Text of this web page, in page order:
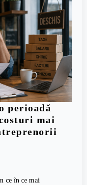
perioadă
mai
ce în ce mai